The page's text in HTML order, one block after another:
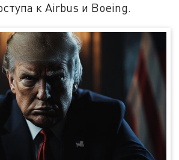
к Airbus и Boeing.